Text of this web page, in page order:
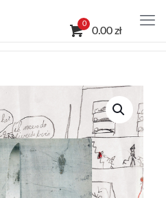
0
0.00 zł